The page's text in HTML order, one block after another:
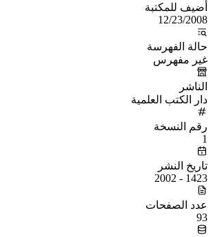
أُضيف للمكتبة
12/23/2008
حالة الفهرسة
غير مفهرس
الناشر
دار الكتب العلمية
رقم النسخة
1
تاريخ النشر
1423 - 2002
عدد الصفحات
93